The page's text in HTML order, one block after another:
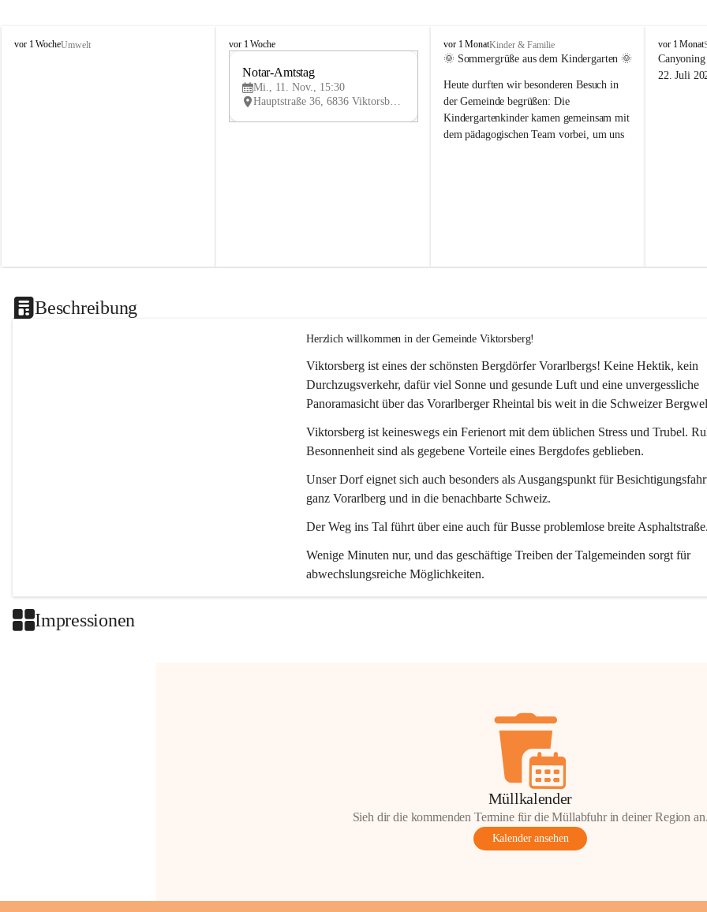
V
vor 1 WocheUmwelt
V
vor 1 Woche
V
Notar-Amtstag
Mi., 11. Nov., 15:30
Hauptstraße 36, 6836 Viktorsberg, AUT
V
i
t
o
r
s
vor 1 MonatKinder & Familie
🌞 Sommergrüße aus dem Kindergarten 🌞
Heute durften wir besonderen Besuch in
der Gemeinde begrüßen: Die
Kindergartenkinder kamen gemeinsam mit
dem pädagogischen Team vorbei, um uns
V
i
k
vor 1 Monat
22. Juli
Beschreibung
Herzlich willkommen in der Gemeinde Viktorsberg!
Viktorsberg ist eines der schönsten Bergdörfer Vorarlbergs! Keine Hektik, kein
Durchzugsverkehr, dafür viel Sonne und gesunde Luft und eine unvergessliche
Panoramasicht über das Vorarlberger Rheintal bis weit in die Schweizer
Viktorsberg ist keineswegs ein Ferienort mit dem üblichen Stress und Trubel.
Besonnenheit sind als gegebene Vorteile eines Bergdofes geblieben.
Unser Dorf eignet sich auch besonders als Ausgangspunkt für
ganz Vorarlberg und in die benachbarte Schweiz.
Der Weg ins Tal führt über eine auch für Busse problemlose breite
Wenige Minuten nur, und das geschäftige Treiben der Talgemeinden sorgt für
abwechslungsreiche Möglichkeiten.
Impressionen
Müllkalender
Sieh dir die kommenden Termine für die Müllabfuhr in deiner Region
Kalender ansehen